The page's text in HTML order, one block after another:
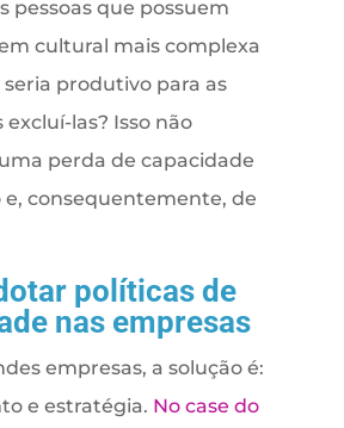
pessoas que possuem
cultural mais complexa
seria produtivo para as
las? Isso não
perda de capacidade
e, consequentemente, de
políticas de
nas empresas
empresas, a solução é:
e estratégia. No case do